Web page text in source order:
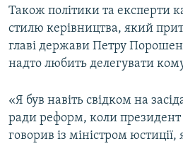
Також політики та експерти
стилю керівництва, який
главі держави Петру
надто любить делегувати
«Я був навіть свідком на
ради реформ, коли
говорив із міністром